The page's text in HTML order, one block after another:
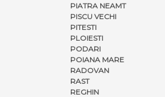
PIATRA NEAMT
PISCU VECHI
PITESTI
PLOIESTI
PODARI
POIANA MARE
RADOVAN
RAST
REGHIN